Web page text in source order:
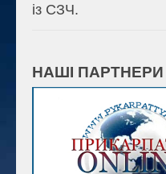
із СЗЧ.
НАШІ ПАРТНЕРИ